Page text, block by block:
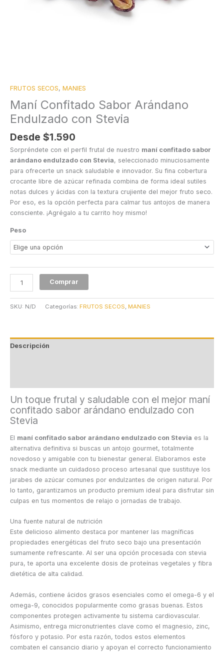
FRUTOS SECOS, MANIES
Maní Confitado Sabor Arándano
Endulzado con Stevia
Desde $1.590
Sorpréndete con el perfil frutal de nuestro maní confitado sabor
arándano endulzado con Stevia, seleccionado minuciosamente
para ofrecerte un snack saludable e innovador. Su fina cobertura
crocante libre de azúcar refinada combina de forma ideal sutiles
notas dulces y ácidas con la textura crujiente del mejor fruto seco.
Por eso, es la opción perfecta para calmar tus antojos de manera
consciente. ¡Agrégalo a tu carrito hoy mismo!
Peso
Comprar
SKU: N/D Categorías: FRUTOS SECOS MANIES
Descripción
Un toque frutal y saludable con el mejor maní
confitado sabor arándano endulzado con
Stevia
El maní confitado sabor arándano endulzado con Stevia es la
alternativa definitiva si buscas un antojo gourmet, totalmente
novedoso y amigable con tu bienestar general. Elaboramos este
snack mediante un cuidadoso proceso artesanal que sustituye los
jarabes de azúcar comunes por endulzantes de origen natural. Por
lo tanto, garantizamos un producto premium ideal para disfrutar sin
culpas en tus momentos de relajo o jornadas de trabajo.
Una fuente natural de nutrición
Este delicioso alimento destaca por mantener las magníficas
propiedades energéticas del fruto seco bajo una presentación
sumamente refrescante. Al ser una opción procesada con stevia
pura, te aporta una excelente dosis de proteínas vegetales y fibra
dietética de alta calidad.
Además, contiene ácidos grasos esenciales como el omega-6 y el
omega-9, conocidos popularmente como grasas buenas. Estos
componentes protegen activamente tu sistema cardiovascular.
Asimismo, entrega micronutrientes clave como el magnesio, zinc,
fósforo y potasio. Por esta razón, todos estos elementos
combaten el cansancio diario y apoyan el correcto funcionamiento